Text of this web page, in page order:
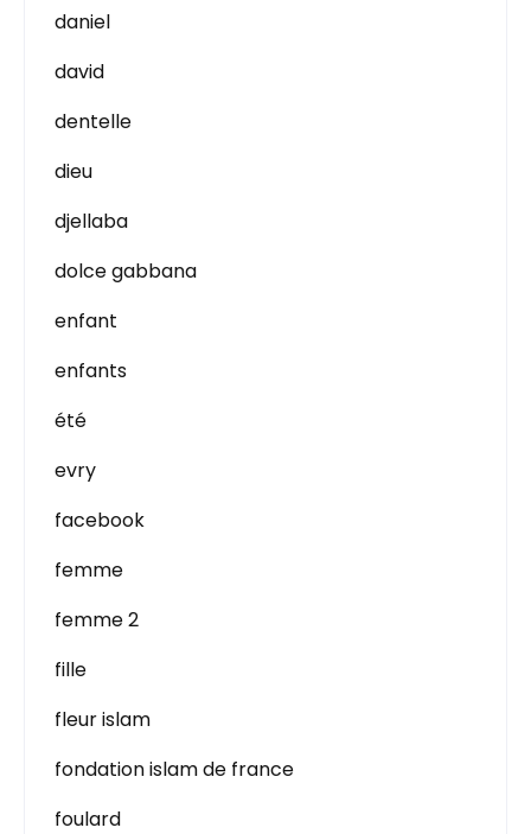
daniel
david
dentelle
dieu
djellaba
dolce gabbana
enfant
enfants
été
evry
facebook
femme
femme 2
fille
fleur islam
fondation islam de france
foulard